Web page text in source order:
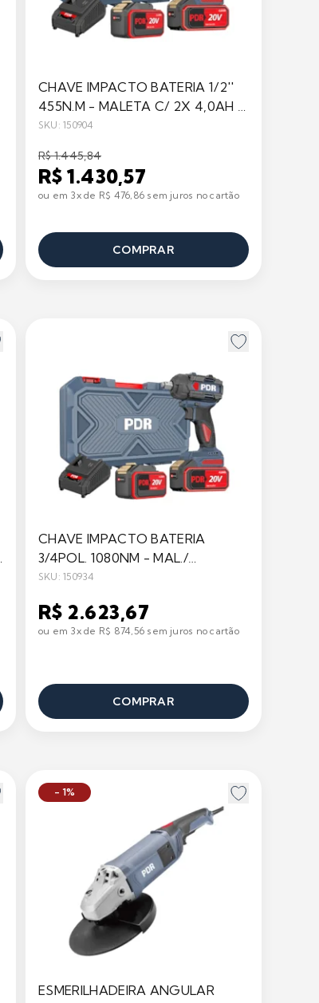
CHAVE IMPACTO BATERIA 1/2''
455N.M - MALETA C/ 2X 4,0AH -
PDR
SKU: 150904
R$ 1.445,84
R$ 1.430,57
ou em 3x de R$ 476,86 sem juros no cartão
COMPRAR
CHAVE IMPACTO BATERIA
3/4POL. 1080NM - MAL./
2X6.0AH/ CARREG. 2.0A - PDR
SKU: 150934
R$ 2.623,67
ou em 3x de R$ 874,56 sem juros no cartão
COMPRAR
- 1%
ESMERILHADEIRA ANGULAR